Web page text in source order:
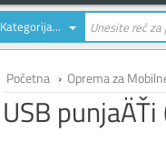
Kategorija...
Početna › Oprema za
USB